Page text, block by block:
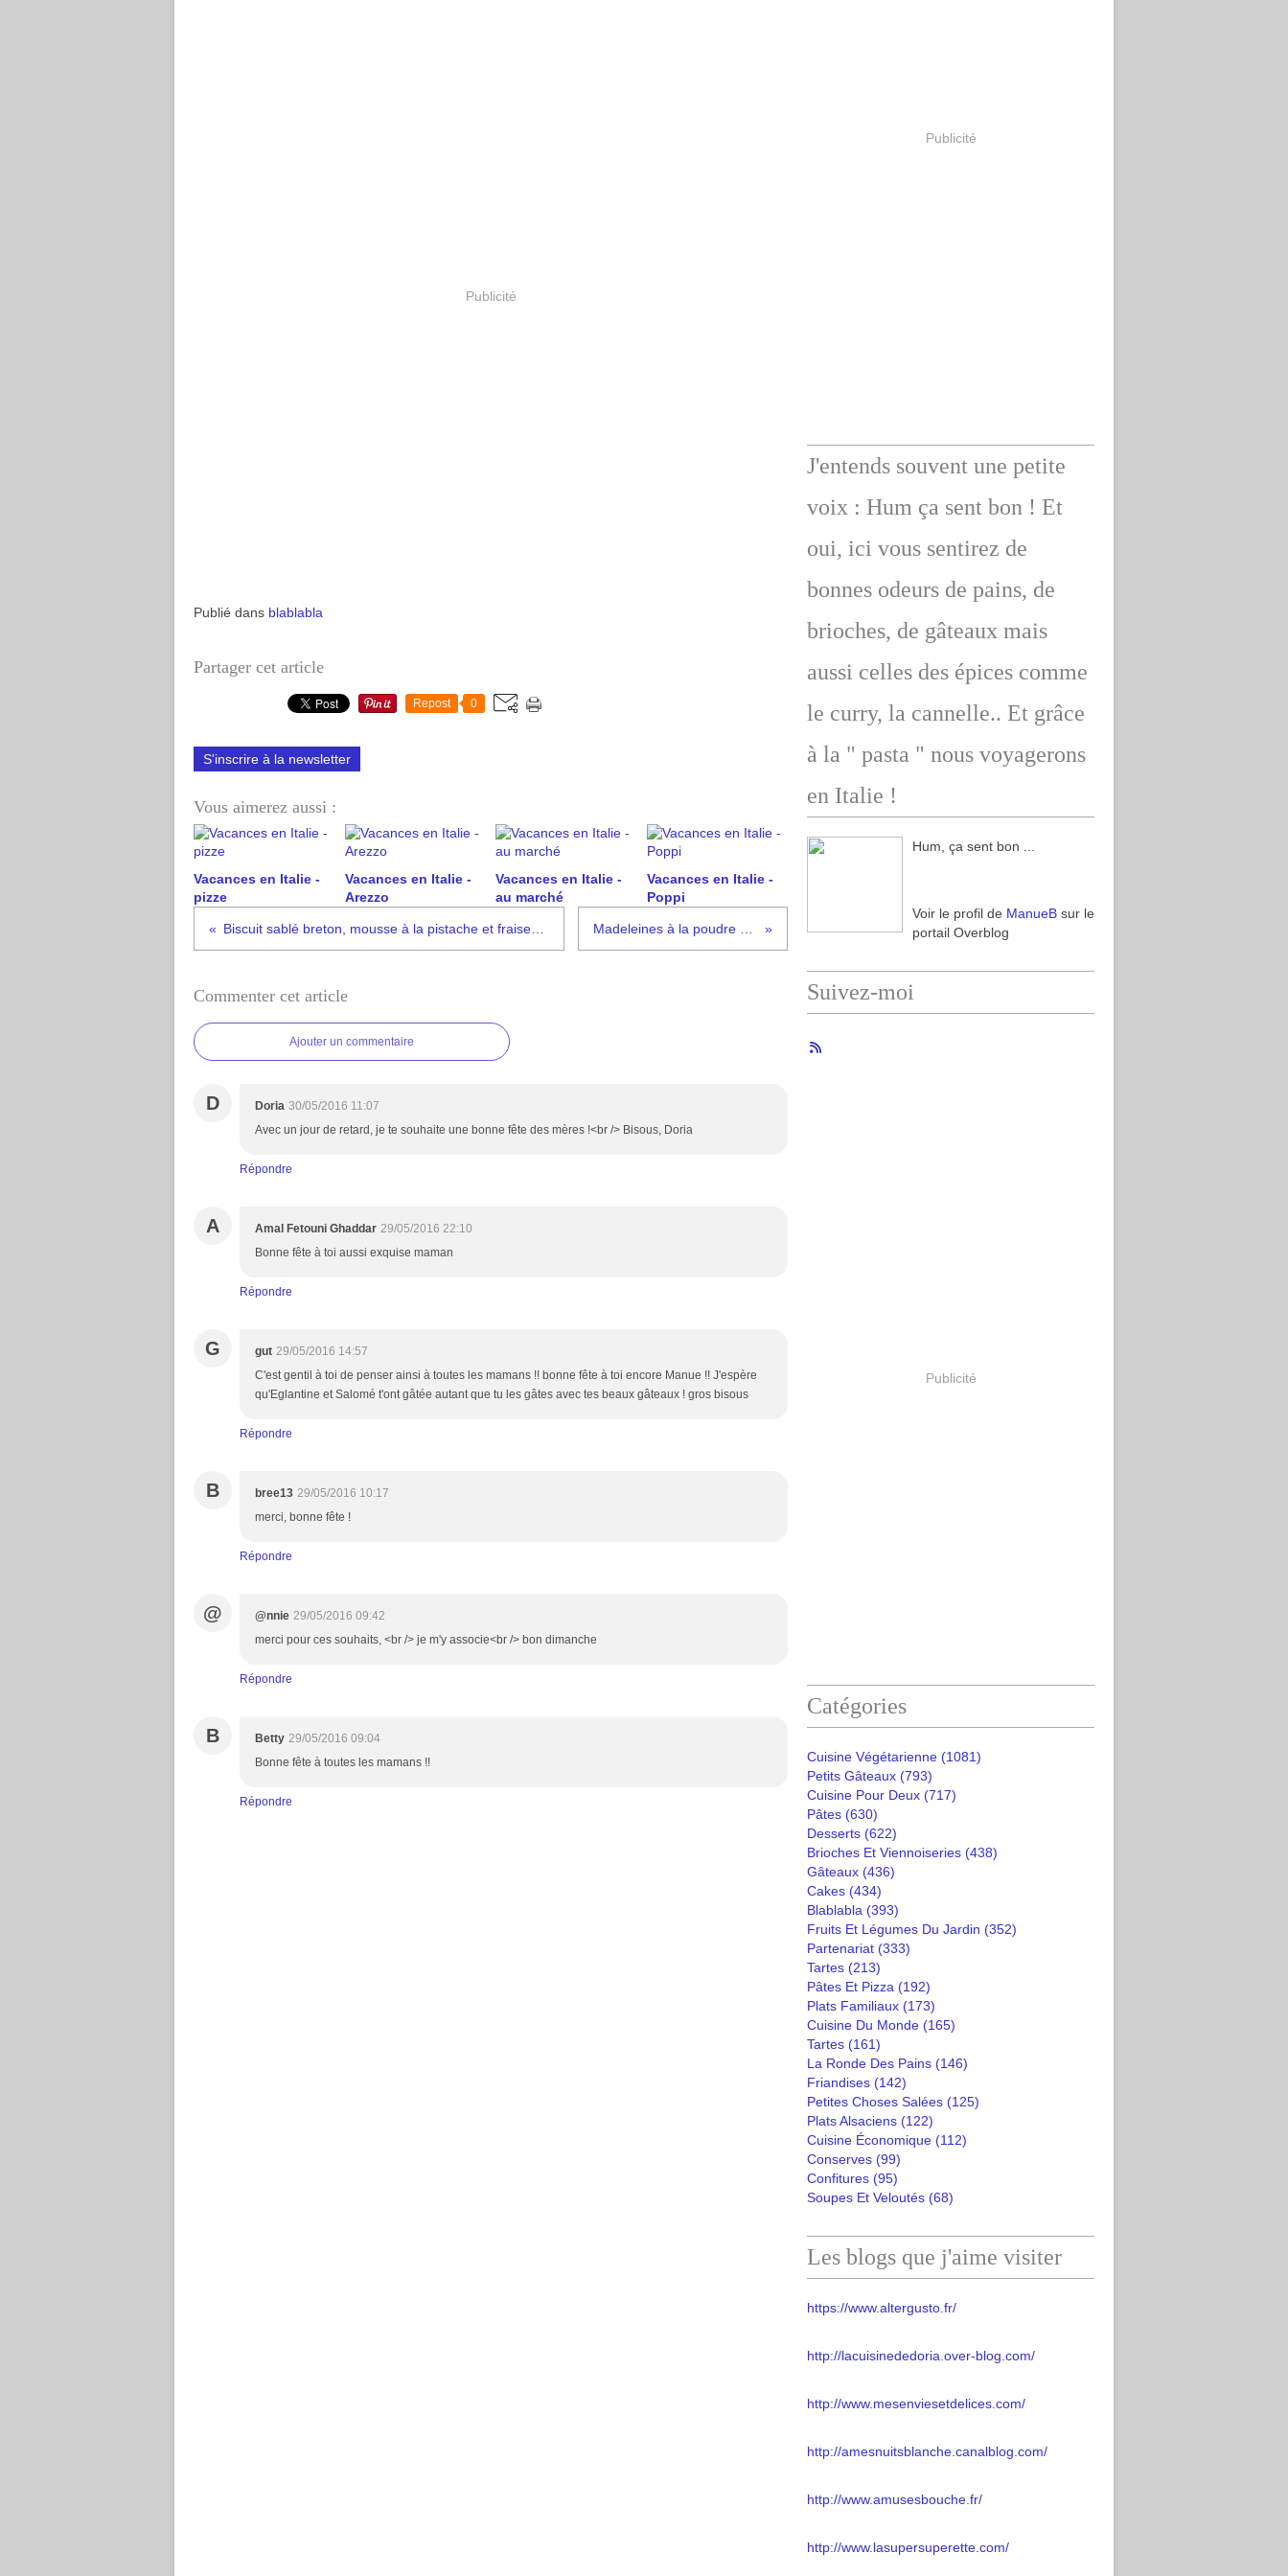
Publicité
Publié dans blablabla
Partager cet article
Repost 0
S'inscrire à la newsletter
Vous aimerez aussi :
Vacances en Italie -
pizze
Vacances en Italie -
Arezzo
Vacances en Italie -
au marché
Vacances en Italie -
Poppi
Commenter cet article
Ajouter un commentaire
D Doria 30/05/2016 11:07
Avec un jour de retard, je te souhaite une bonne fête des mères !<br /> Bisous, Doria
Répondre
A Amal Fetouni Ghaddar 29/05/2016 22:10
Bonne fête à toi aussi exquise maman
Répondre
G gut 29/05/2016 14:57
C'est gentil à toi de penser ainsi à toutes les mamans !! bonne fête à toi encore Manue !! J'espère
qu'Eglantine et Salomé t'ont gâtée autant que tu les gâtes avec tes beaux gâteaux ! gros bisous
Répondre
B bree13 29/05/2016 10:17
merci, bonne fête !
Répondre
@ @nnie 29/05/2016 09:42
merci pour ces souhaits, <br /> je m'y associe<br /> bon dimanche
Répondre
B Betty 29/05/2016 09:04
Bonne fête à toutes les mamans !!
Répondre
Publicité
J'entends souvent une petite
voix : Hum ça sent bon ! Et
oui, ici vous sentirez de
bonnes odeurs de pains, de
brioches, de gâteaux mais
aussi celles des épices comme
le curry, la cannelle.. Et grâce
à la " pasta " nous voyagerons
en Italie !
Hum, ça sent bon ...
Voir le profil de ManueB sur le
portail Overblog
Suivez-moi
Publicité
Catégories
Cuisine Végétarienne (1081)
Petits Gâteaux (793)
Cuisine Pour Deux (717)
Pâtes (630)
Desserts (622)
Brioches Et Viennoiseries (438)
Gâteaux (436)
Cakes (434)
Blablabla (393)
Fruits Et Légumes Du Jardin (352)
Partenariat (333)
Tartes (213)
Pâtes Et Pizza (192)
Plats Familiaux (173)
Cuisine Du Monde (165)
Tartes (161)
La Ronde Des Pains (146)
Friandises (142)
Petites Choses Salées (125)
Plats Alsaciens (122)
Cuisine Économique (112)
Conserves (99)
Confitures (95)
Soupes Et Veloutés (68)
Les blogs que j'aime visiter
https://www.altergusto.fr/
http://lacuisinededoria.over-blog.com/
http://www.mesenviesetdelices.com/
http://amesnuitsblanche.canalblog.com/
http://www.amusesbouche.fr/
http://www.lasupersuperette.com/